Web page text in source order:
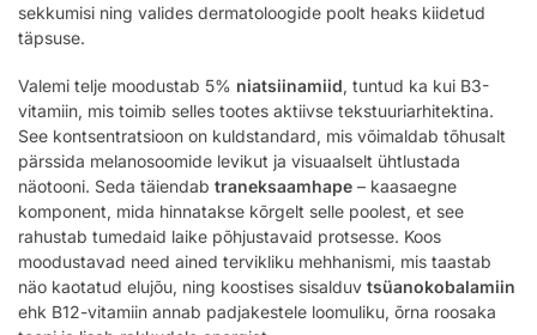
sekkumisi ning valides dermatoloogide poolt heaks kiidetud
täpsuse.
Valemi telje moodustab 5% niatsiinamiid, tuntud ka kui B3-
vitamiin, mis toimib selles tootes aktiivse tekstuuriarhitektina.
See kontsentratsioon on kuldstandard, mis võimaldab tõhusalt
pärssida melanosoomide levikut ja visuaalselt ühtlustada
näotooni. Seda täiendab traneksaamhape – kaasaegne
komponent, mida hinnatakse kõrgelt selle poolest, et see
rahustab tumedaid laike põhjustavaid protsesse. Koos
moodustavad need ained tervikliku mehhanismi, mis taastab
näo kaotatud elujõu, ning koostises sisalduv tsüanokobalamiin
ehk B12-vitamiin annab padjakestele loomuliku, õrna roosaka